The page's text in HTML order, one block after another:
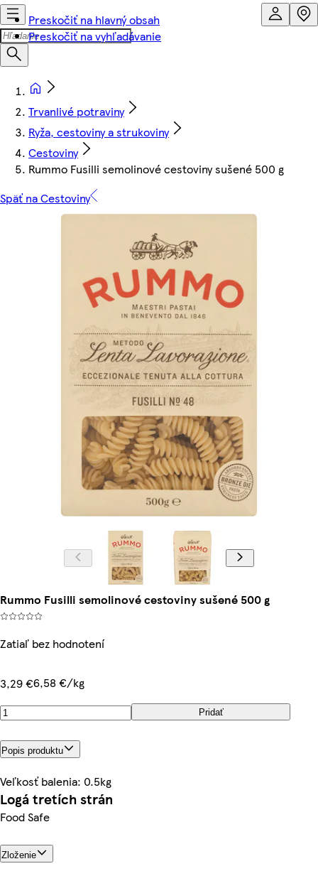
Preskočiť na hlavný obsah
Preskočiť na vyhľadávanie
Trvanlivé potraviny
Ryža, cestoviny a strukoviny
Cestoviny
Rummo Fusilli semolinové cestoviny sušené 500 g
Späť na Cestoviny
Rummo Fusilli semolinové cestoviny sušené 500 g
Zatiaľ bez hodnotení
3,29 €6,58 €/kg
Pridať
Popis produktu
Veľkosť balenia: 0.5kg
Logá tretích strán
Food Safe
Zloženie